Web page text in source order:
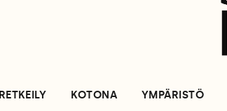
RETKEILY KOTONA YMPÄRISTÖ